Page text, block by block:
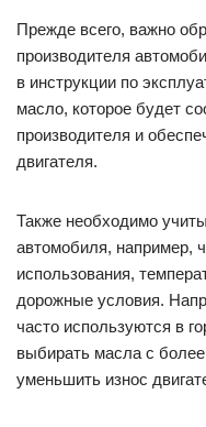
Прежде всего, важно
производителя
в инструкции по
масло, которое будет
производителя и
двигателя.
Также необходимо
автомобиля, например,
использования,
дорожные условия.
часто используются в
выбирать масла с
уменьшить износ